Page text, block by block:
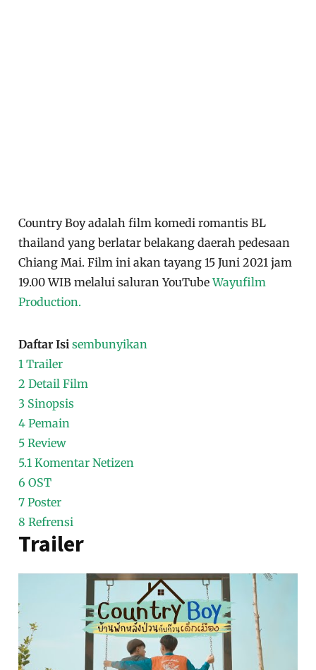
Country Boy adalah film komedi romantis BL
thailand yang berlatar belakang daerah pedesaan
Chiang Mai. Film ini akan tayang 15 Juni 2021 jam
19.00 WIB melalui saluran YouTubeWayufilm
Production.
Daftar Isi sembunyikan
1 Trailer
2 Detail Film
3 Sinopsis
4 Pemain
5 Review
5.1 Komentar Netizen
6 OST
7 Poster
8 Refrensi
Trailer